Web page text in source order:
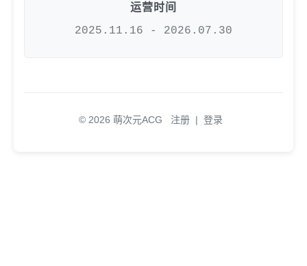
运营时间
2025.11.16 - 2026.07.30
© 2026 萌次元ACG 注册 | 登录